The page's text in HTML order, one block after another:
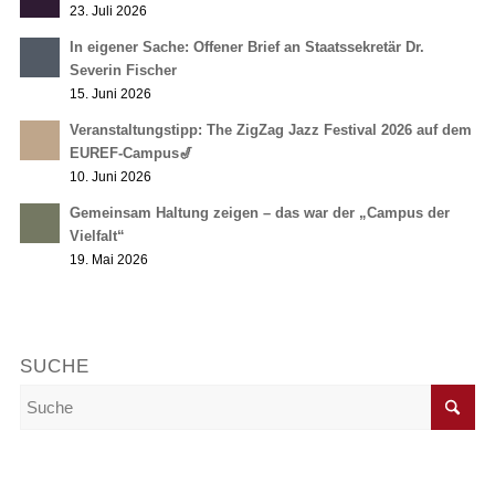
23. Juli 2026
In eigener Sache: Offener Brief an Staatssekretär Dr.
Severin Fischer
15. Juni 2026
Veranstaltungstipp: The ZigZag Jazz Festival 2026 auf dem
EUREF-Campus🎷
10. Juni 2026
Gemeinsam Haltung zeigen – das war der „Campus der
Vielfalt“
19. Mai 2026
SUCHE